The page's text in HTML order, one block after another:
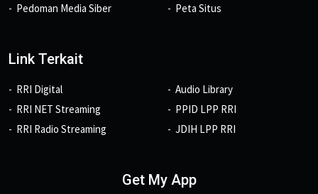
Pedoman Media Siber
Peta Situs
Link Terkait
RRI Digital
RRI NET Streaming
RRI Radio Streaming
Audio Library
PPID LPP RRI
JDIH LPP RRI
Get My App